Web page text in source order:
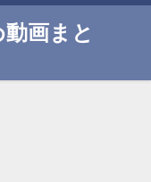
画まと